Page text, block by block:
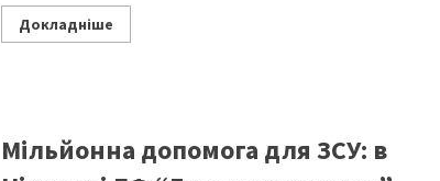
ДокладнішеRead
more
Мільйонна допомога для ЗСУ: в